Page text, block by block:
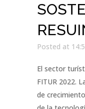
Posted at
El sector
FITUR 2022.
de